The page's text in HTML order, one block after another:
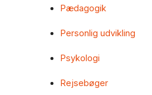
Pædagogik
Personlig udvikling
Psykologi
Rejsebøger